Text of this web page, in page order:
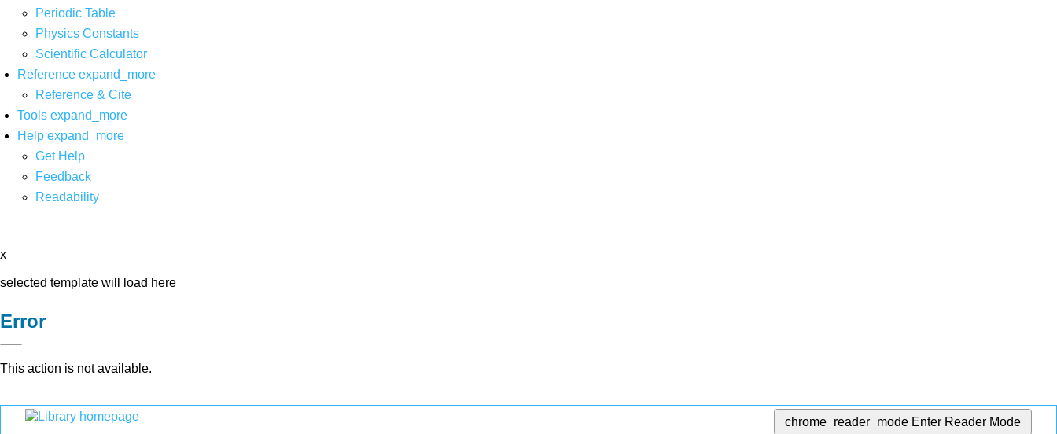
Periodic Table
Physics Constants
Scientific Calculator
Reference expand_more
Reference & Cite
Tools expand_more
Help expand_more
Get Help
Feedback
Readability
x
selected template will load here
Error
This action is not available.
chrome_reader_mode Enter Reader Mode